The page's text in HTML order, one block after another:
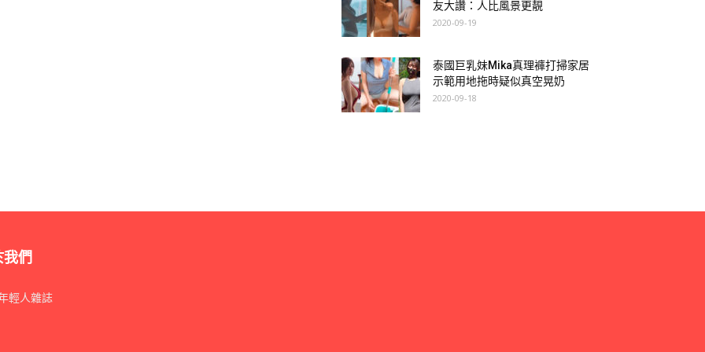
友大讚：人比風景更靚
2020-09-19
泰國巨乳妹Mika真理褲打掃家居
示範用地拖時疑似真空晃奶
2020-09-18
們
輕人雜誌